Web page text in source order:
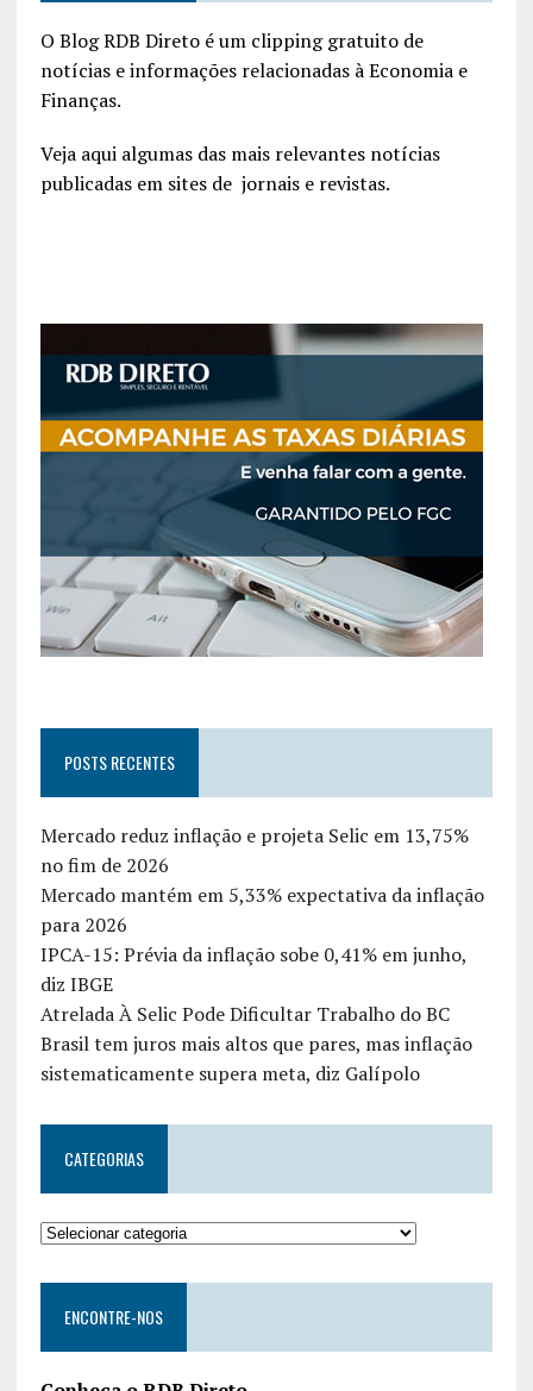
O Blog RDB Direto é um clipping gratuito de
notícias e informações relacionadas à Economia e
Finanças.
Veja aqui algumas das mais relevantes notícias
publicadas em sites de jornais e revistas.
POSTS RECENTES
Mercado reduz inflação e projeta Selic em 13,75%
no fim de 2026
Mercado mantém em 5,33% expectativa da inflação
para 2026
IPCA-15: Prévia da inflação sobe 0,41% em junho,
diz IBGE
Atrelada À Selic Pode Dificultar Trabalho do BC
Brasil tem juros mais altos que pares, mas inflação
sistematicamente supera meta, diz Galípolo
CATEGORIAS
ENCONTRE-NOS